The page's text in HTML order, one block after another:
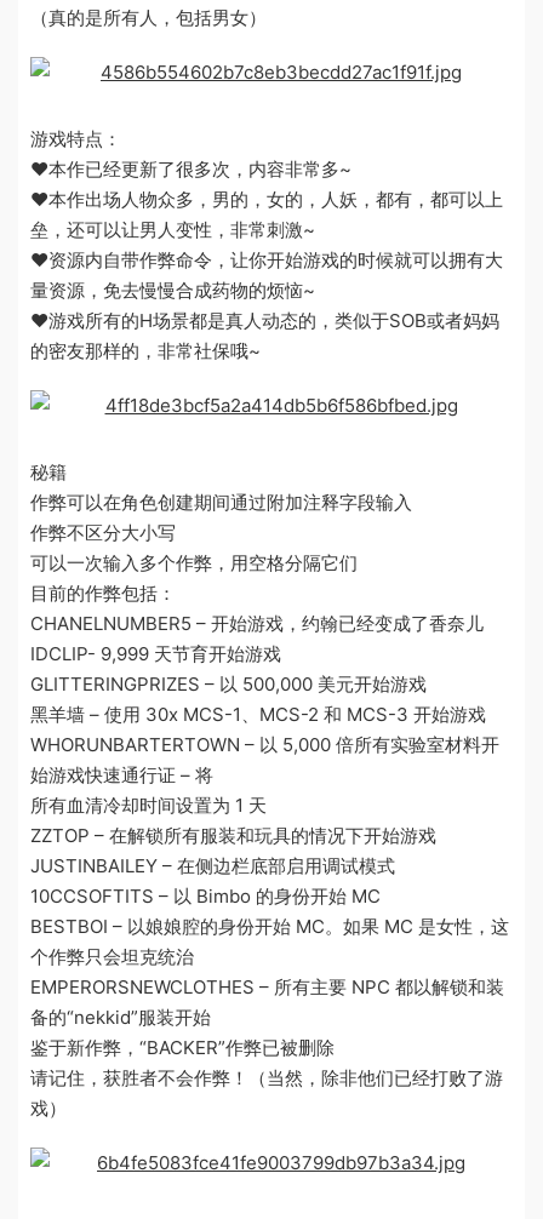
（真的是所有人，包括男女）
游戏特点：
♥本作已经更新了很多次，内容非常多~
♥本作出场人物众多，男的，女的，人妖，都有，都可以上
垒，还可以让男人变性，非常刺激~
♥资源内自带作弊命令，让你开始游戏的时候就可以拥有大
量资源，免去慢慢合成药物的烦恼~
♥游戏所有的H场景都是真人动态的，类似于SOB或者妈妈
的密友那样的，非常社保哦~
秘籍
作弊可以在角色创建期间通过附加注释字段输入
作弊不区分大小写
可以一次输入多个作弊，用空格分隔它们
目前的作弊包括：
CHANELNUMBER5 – 开始游戏，约翰已经变成了香奈儿
IDCLIP- 9,999 天节育开始游戏
GLITTERINGPRIZES – 以 500,000 美元开始游戏
黑羊墙 – 使用 30x MCS-1、MCS-2 和 MCS-3 开始游戏
WHORUNBARTERTOWN – 以 5,000 倍所有实验室材料开
始游戏快速通行证 – 将
所有血清冷却时间设置为 1 天
ZZTOP – 在解锁所有服装和玩具的情况下开始游戏
JUSTINBAILEY – 在侧边栏底部启用调试模式
10CCSOFTITS – 以 Bimbo 的身份开始 MC
BESTBOI – 以娘娘腔的身份开始 MC。如果 MC 是女性，这
个作弊只会坦克统治
EMPERORSNEWCLOTHES – 所有主要 NPC 都以解锁和装
备的“nekkid”服装开始
鉴于新作弊，“BACKER”作弊已被删除
请记住，获胜者不会作弊！（当然，除非他们已经打败了游
戏）